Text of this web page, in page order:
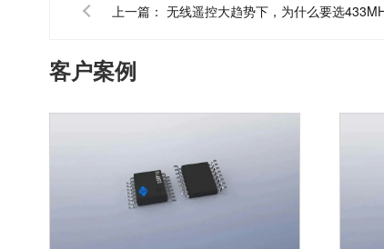
上一篇：
客户案例